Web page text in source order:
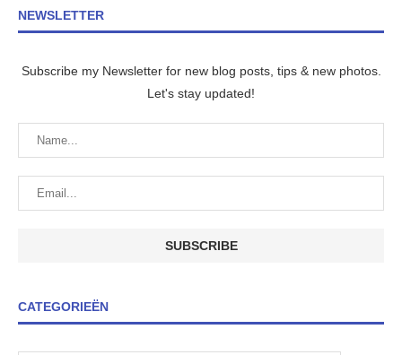
NEWSLETTER
Subscribe my Newsletter for new blog posts, tips & new photos.
Let's stay updated!
CATEGORIEËN